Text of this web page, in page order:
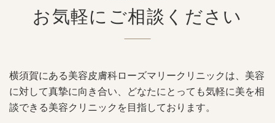
お気軽にご相談ください
横須賀にある美容皮膚科ローズマリークリニックは、美容
に対して真摯に向き合い、どなたにとっても気軽に美を相
談できる美容クリニックを目指しております。